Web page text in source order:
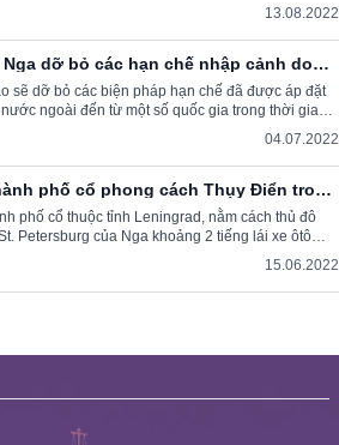
13.08.2022
dỡ bỏ các hạn chế nhập cảnh do
19
sẽ dỡ bỏ các biện pháp hạn chế đã được áp đặt
ngoài đến từ một số quốc gia trong thời gian
04.07.2022
phố cổ phong cách Thụy Điển trong
phố cổ thuộc tỉnh Leningrad, nằm cách thủ đô
Petersburg của Nga khoảng 2 tiếng lái xe ôtô
15.06.2022